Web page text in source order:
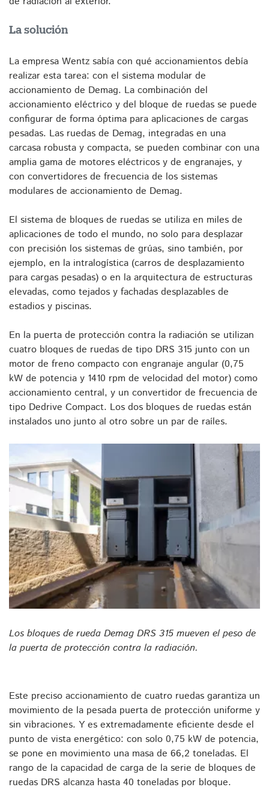
La solución
La empresa Wentz sabía con qué accionamientos debía
realizar esta tarea: con el sistema modular de
accionamiento de Demag. La combinación del
accionamiento eléctrico y del bloque de ruedas se puede
configurar de forma óptima para aplicaciones de cargas
pesadas. Las ruedas de Demag, integradas en una
carcasa robusta y compacta, se pueden combinar con una
amplia gama de motores eléctricos y de engranajes, y
con convertidores de frecuencia de los sistemas
modulares de accionamiento de Demag.
El sistema de bloques de ruedas se utiliza en miles de
aplicaciones de todo el mundo, no solo para desplazar
con precisión los sistemas de grúas, sino también, por
ejemplo, en la intralogística (carros de desplazamiento
para cargas pesadas) o en la arquitectura de estructuras
elevadas, como tejados y fachadas desplazables de
estadios y piscinas.
En la puerta de protección contra la radiación se utilizan
cuatro bloques de ruedas de tipo DRS 315 junto con un
motor de freno compacto con engranaje angular (0,75
kW de potencia y 1410 rpm de velocidad del motor) como
accionamiento central, y un convertidor de frecuencia de
tipo Dedrive Compact. Los dos bloques de ruedas están
instalados uno junto al otro sobre un par de raíles.
Los bloques de rueda Demag DRS 315 mueven el peso de
la puerta de protección contra la radiación.
Este preciso accionamiento de cuatro ruedas garantiza un
movimiento de la pesada puerta de protección uniforme y
sin vibraciones. Y es extremadamente eficiente desde el
punto de vista energético: con solo 0,75 kW de potencia,
se pone en movimiento una masa de 66,2 toneladas. El
rango de la capacidad de carga de la serie de bloques de
ruedas DRS alcanza hasta 40 toneladas por bloque.